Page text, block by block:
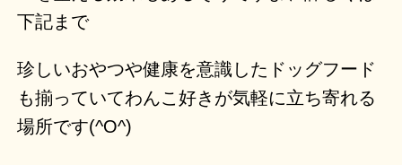
下記まで
珍しいおやつや健康を意識したドッグフード
も揃っていてわんこ好きが気軽に立ち寄れる
場所です(^O^)